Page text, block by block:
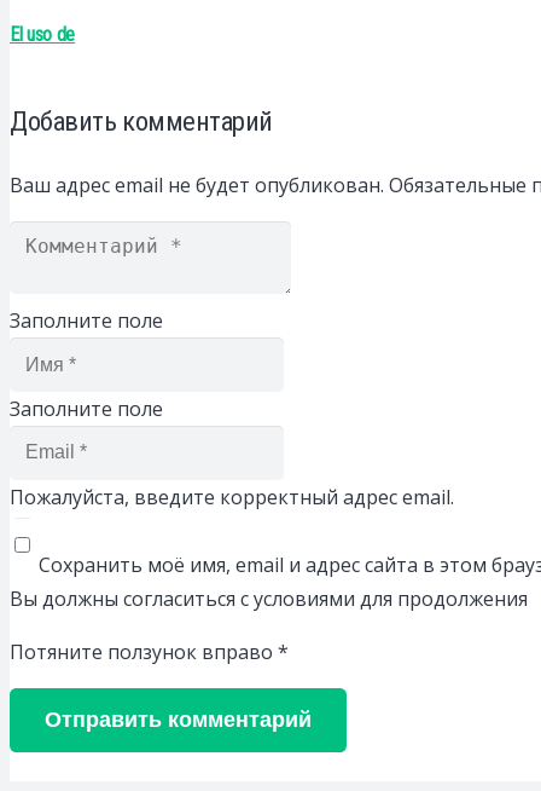
El uso de
Добавить комментарий
Ваш адрес email не будет опубликован. Обязательные
Заполните поле
Заполните поле
Пожалуйста, введите корректный адрес email.
Сохранить моё имя, email и адрес сайта в этом
Вы должны согласиться с условиями для продолжения
Потяните ползунок вправо *
Отправить комментарий